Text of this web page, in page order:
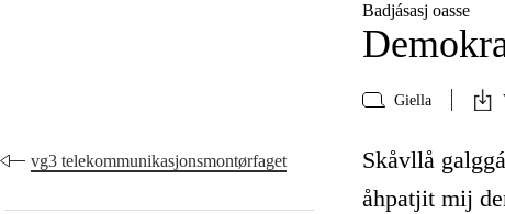
Badjásasj oasse
Giella
vg3 telekommunikasjonsmontørfaget
Skåvllå
åhpatjit mij